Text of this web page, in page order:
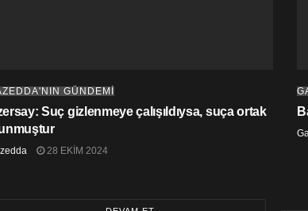
GÜNDEMİ
Suç gizlenmeye çalışıldıysa, suça ortak
28 EKIM 2024